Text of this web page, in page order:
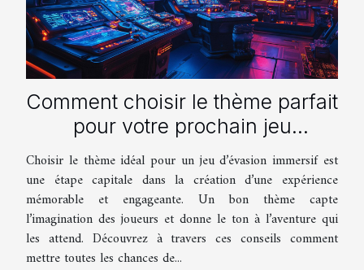
Comment choisir le thème parfait
pour votre prochain jeu
d'évasion immersif
Choisir le thème idéal pour un jeu d’évasion immersif est
une étape capitale dans la création d’une expérience
mémorable et engageante. Un bon thème capte
l’imagination des joueurs et donne le ton à l’aventure qui
les attend. Découvrez à travers ces conseils comment
mettre toutes les chances de...